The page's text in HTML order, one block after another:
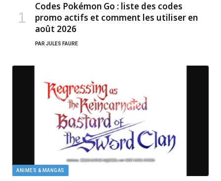
Codes Pokémon Go : liste des codes
promo actifs et comment les utiliser en
août 2026
PARJULES FAURE
ANIMES & MANGAS